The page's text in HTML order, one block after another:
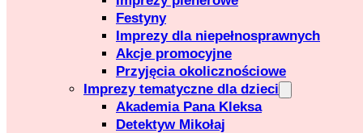
Festyny
Imprezy dla niepełnosprawnych
Akcje promocyjne
Przyjęcia okolicznościowe
Imprezy tematyczne dla dzieci
Akademia Pana Kleksa
Detektyw Mikołaj